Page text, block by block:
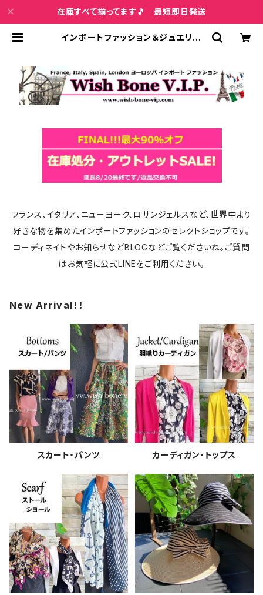
在庫すべて揃ってます🎵 最短即日発送
インポートファッション＆ジュエリー
フランス、イタリア、ニューヨーク、ロサンジェルスなど、世界中より
好きな物を集めたインポートファッションのセレクトショップです。
コーディネイトやお知らせなどBLOGなどご覧くださいね。ご質問
はお気軽に公式LINEをご利用ください。
New Arrival！！
スカート・パンツ カーディガン・トップス